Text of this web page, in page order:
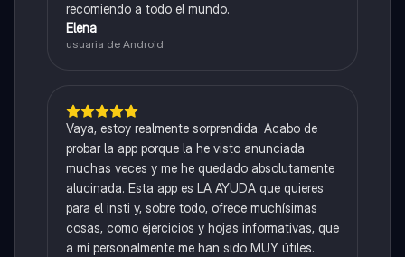
recomiendo a todo el mundo.
Elena
usuaria de Android
Vaya, estoy realmente sorprendida. Acabo de
probar la app porque la he visto anunciada
muchas veces y me he quedado absolutamente
alucinada. Esta app es LA AYUDA que quieres
para el insti y, sobre todo, ofrece muchísimas
cosas, como ejercicios y hojas informativas, que
a mí personalmente me han sido MUY útiles.